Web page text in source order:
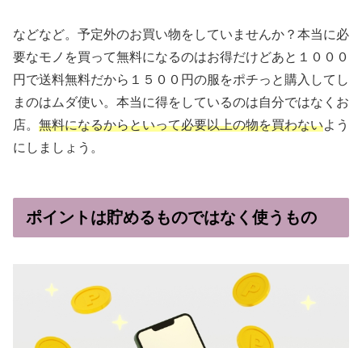
などなど。予定外のお買い物をしていませんか？本当に必
要なモノを買って無料になるのはお得だけどあと１０００
円で送料無料だから１５００円の服をポチっと購入してし
まのはムダ使い。本当に得をしているのは自分ではなくお
店。 無料になるからといって必要以上の物を買わないよう
にしましょう。
ポイントは貯めるものではなく使うもの